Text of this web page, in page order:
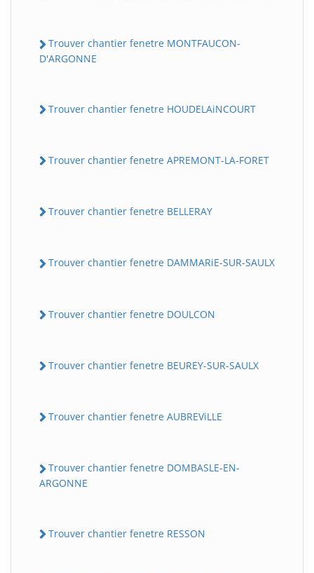
Trouver chantier fenetre MONTFAUCON-
D'ARGONNE
Trouver chantier fenetre HOUDELAiNCOURT
Trouver chantier fenetre APREMONT-LA-FORET
Trouver chantier fenetre BELLERAY
Trouver chantier fenetre DAMMARiE-SUR-SAULX
Trouver chantier fenetre DOULCON
Trouver chantier fenetre BEUREY-SUR-SAULX
Trouver chantier fenetre AUBREViLLE
Trouver chantier fenetre DOMBASLE-EN-
ARGONNE
Trouver chantier fenetre RESSON